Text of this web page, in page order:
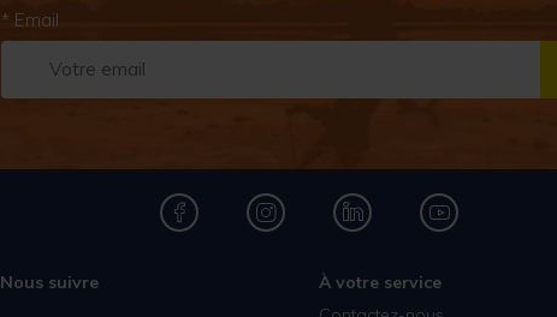
* Email
Nous suivre
À votre service